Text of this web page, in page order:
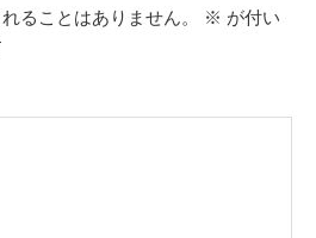
ることはありません。 ※ が付い